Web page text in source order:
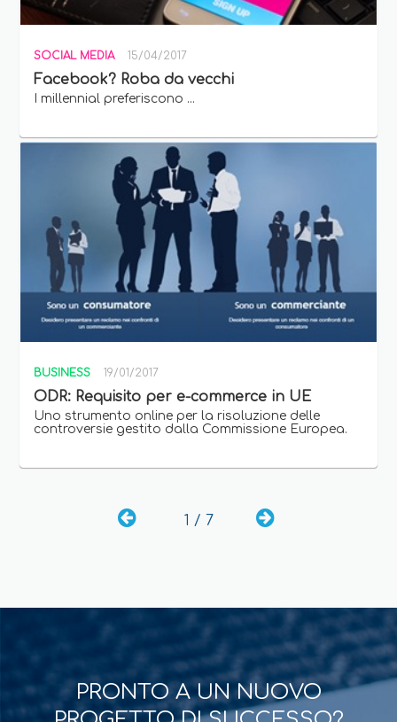
SOCIAL MEDIA 15/04/2017
Facebook? Roba da vecchi
I millennial preferiscono ...
BUSINESS 19/01/2017
ODR: Requisito per e-commerce in UE
Uno strumento online per la risoluzione delle
controversie gestito dalla Commissione Europea.
1 / 7
PRONTO A UN NUOVO